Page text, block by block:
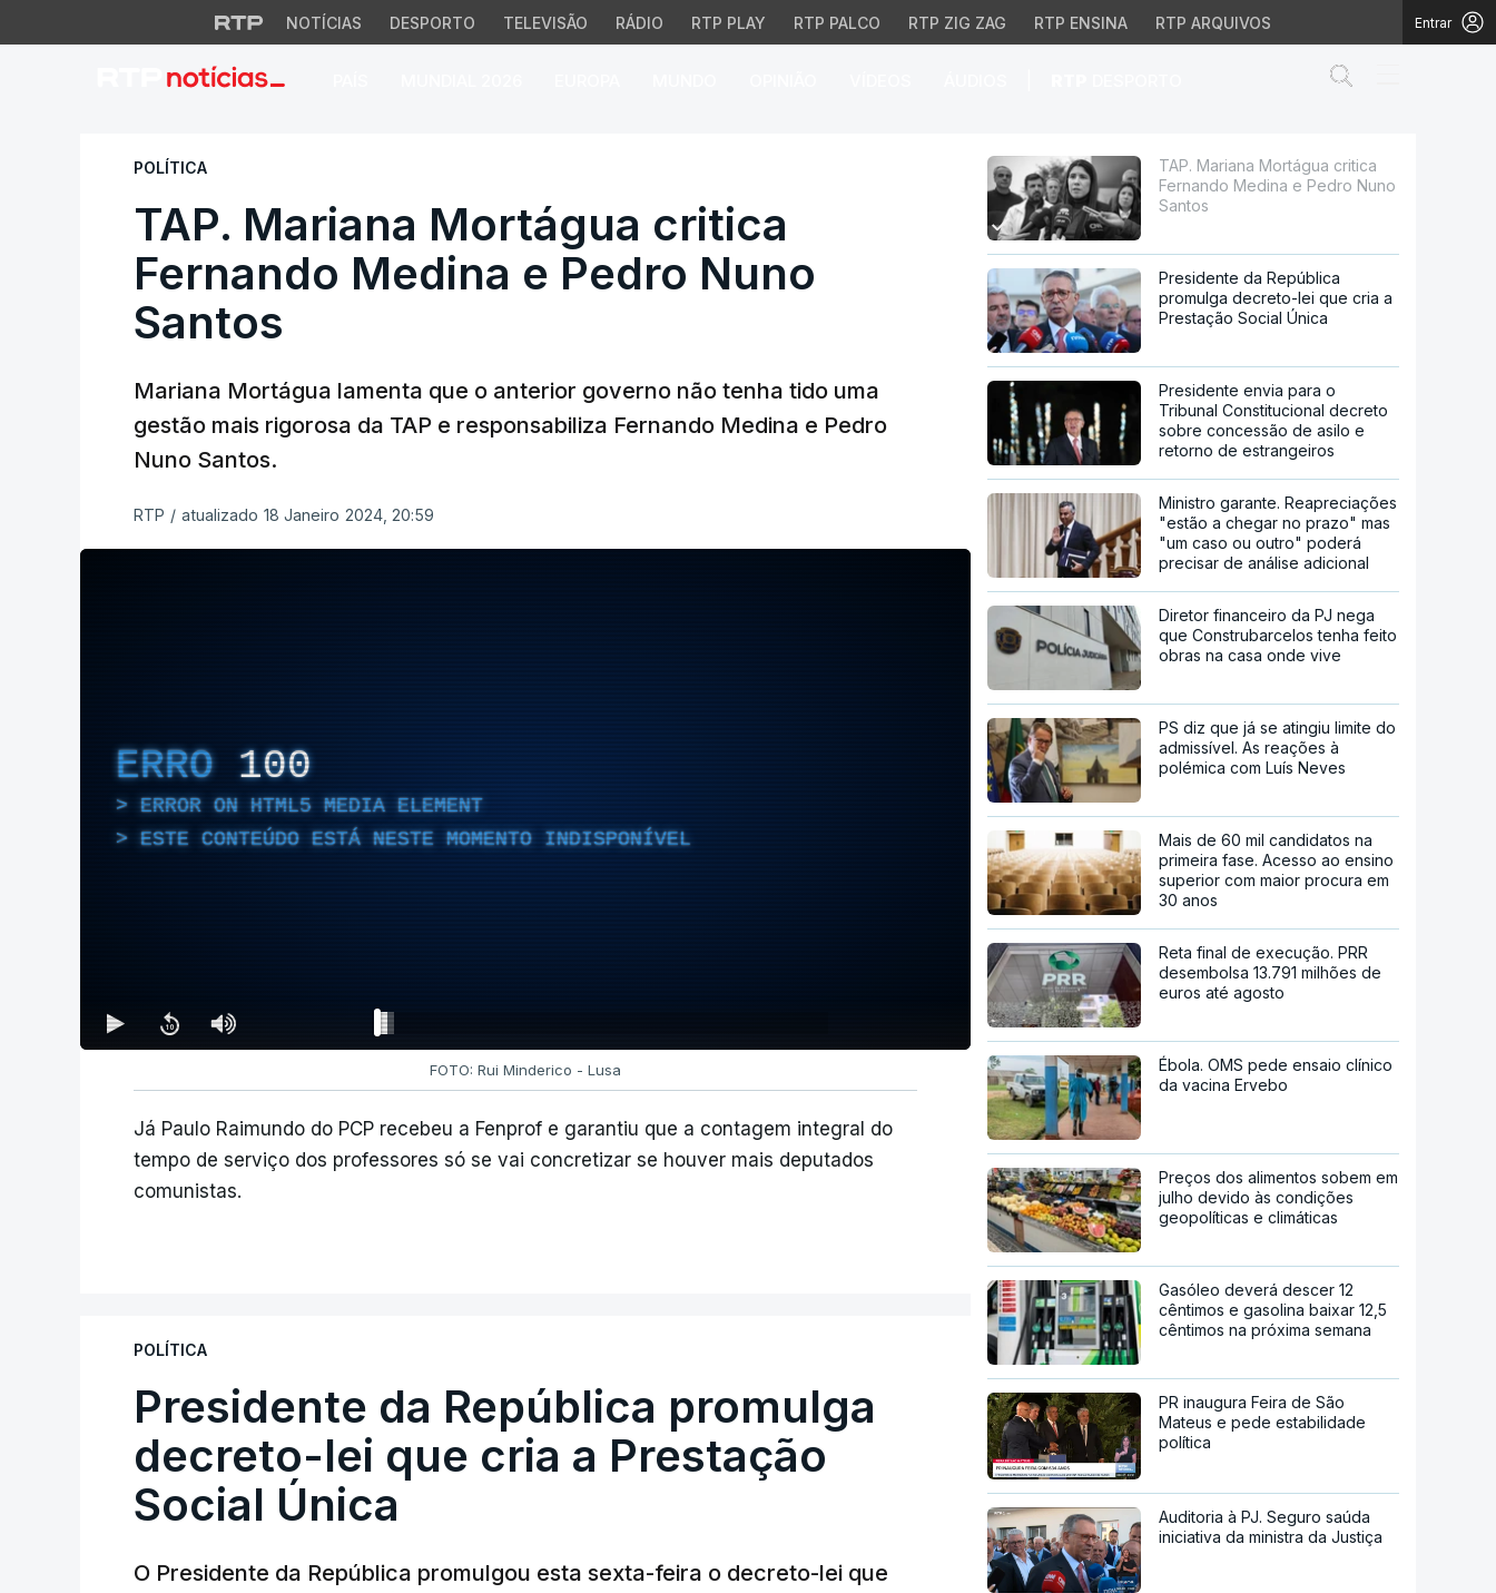
NOTÍCIAS DESPORTO TELEVISÃO RÁDIO RTP PLAY RTP PALCO RTP ZIG ZAG RTP ENSINA RTP ARQUIVOS Entrar
TAP. Mariana Mortágua critica Fernando Medina e Pedro Nuno
POLÍTICA
TAP. Mariana Mortágua critica
Fernando Medina e Pedro Nuno
Santos
Mariana Mortágua lamenta que o anterior governo não tenha tido uma
gestão mais rigorosa da TAP e responsabiliza Fernando Medina e Pedro
Nuno Santos.
RTP / atualizado 18 Janeiro 2024, 20:59
ERRO 100
ERROR ON HTML5 MEDIA ELEMENT
ESTE CONTEÚDO ESTÁ NESTE MOMENTO INDISPONÍVEL
FOTO: Rui Minderico - Lusa
Já Paulo Raimundo do PCP recebeu a Fenprof e garantiu que a contagem integral do
tempo de serviço dos professores só se vai concretizar se houver mais deputados
comunistas.
POLÍTICA
Presidente da República promulga
decreto-lei que cria a Prestação
Social Única
O Presidente da República promulgou esta sexta-feira o decreto-lei que
TAP. Mariana Mortágua critica
Fernando Medina e Pedro Nuno
Santos
Presidente da República
promulga decreto-lei que cria a
Prestação Social Única
Presidente envia para o
Tribunal Constitucional decreto
sobre concessão de asilo e
retorno de estrangeiros
Ministro garante. Reapreciações
"estão a chegar no prazo" mas
"um caso ou outro" poderá
precisar de análise adicional
Diretor financeiro da PJ nega
que Construbarcelos tenha feito
obras na casa onde vive
PS diz que já se atingiu limite do
admissível. As reações à
polémica com Luís Neves
Mais de 60 mil candidatos na
primeira fase. Acesso ao ensino
superior com maior procura em
30 anos
Reta final de execução. PRR
desembolsa 13.791 milhões de
euros até agosto
Ébola. OMS pede ensaio clínico
da vacina Ervebo
Preços dos alimentos sobem em
julho devido às condições
geopolíticas e climáticas
Gasóleo deverá descer 12
cêntimos e gasolina baixar 12,5
cêntimos na próxima semana
PR inaugura Feira de São
Mateus e pede estabilidade
política
Auditoria à PJ. Seguro saúda
iniciativa da ministra da Justiça